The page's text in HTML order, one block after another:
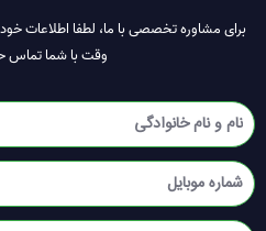
برای مشاوره تخصصی با ما، لطفا اطلاعات
وقت با شما تماس